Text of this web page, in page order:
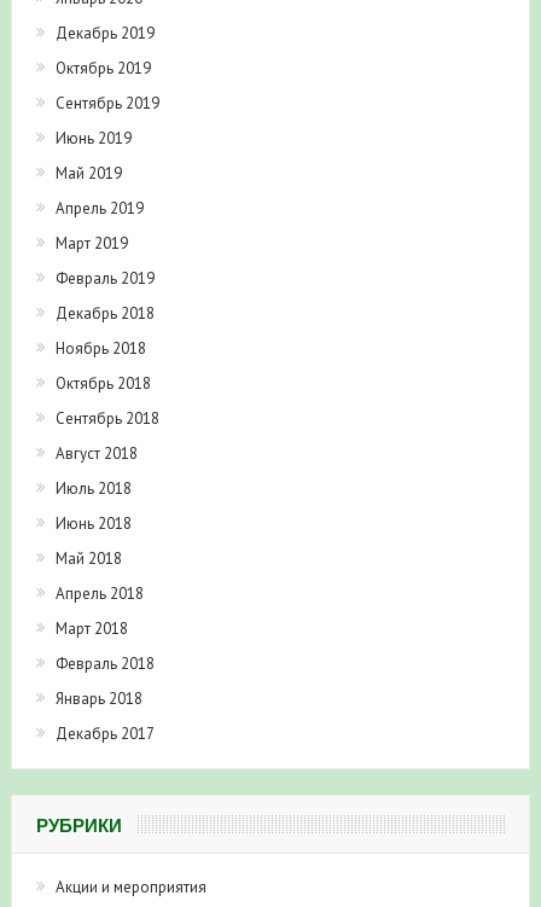
Декабрь 2019
Октябрь 2019
Сентябрь 2019
Июнь 2019
Май 2019
Апрель 2019
Март 2019
Февраль 2019
Декабрь 2018
Ноябрь 2018
Октябрь 2018
Сентябрь 2018
Август 2018
Июль 2018
Июнь 2018
Май 2018
Апрель 2018
Март 2018
Февраль 2018
Январь 2018
Декабрь 2017
РУБРИКИ
Акции и мероприятия